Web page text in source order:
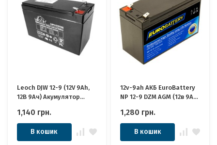
Leoch DJW 12-9 (12V 9Ah,
12В 9Ач) Акумулятор
1,140 грн.
В кошик
12v-9ah АКБ EuroBattery
NP 12-9 DZM AGM (12в 9Ач)
1,280 грн.
В кошик